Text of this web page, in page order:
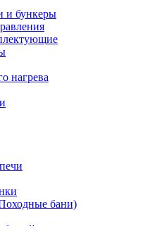
и бункеры
нагрева
бани)